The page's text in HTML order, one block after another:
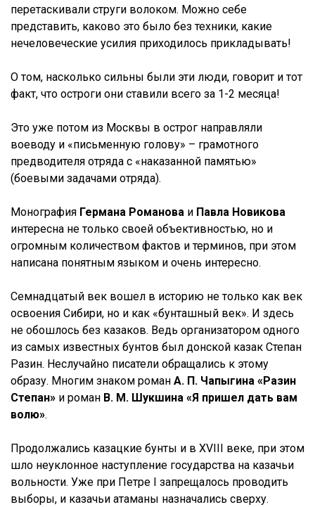
перетаскивали струги волоком. Можно себе
представить, каково это было без техники, какие
нечеловеческие усилия приходилось прикладывать!
О том, насколько сильны были эти люди, говорит и тот
факт, что остроги они ставили всего за 1-2 месяца!
Это уже потом из Москвы в острог направляли
воеводу и «письменную голову» – грамотного
предводителя отряда с «наказанной памятью»
(боевыми задачами отряда).
Монография Германа Романова и Павла Новикова
интересна не только своей объективностью, но и
огромным количеством фактов и терминов, при этом
написана понятным языком и очень интересно.
Семнадцатый век вошел в историю не только как век
освоения Сибири, но и как «бунташный век». И здесь
не обошлось без казаков. Ведь организатором одного
из самых известных бунтов был донской казак Степан
Разин. Неслучайно писатели обращались к этому
образу. Многим знаком роман А. П. Чапыгина «Разин
Степан» и роман В. М. Шукшина «Я пришел дать вам
волю».
Продолжались казацкие бунты и в XVIII веке, при этом
шло неуклонное наступление государства на казачьи
вольности. Уже при Петре I запрещалось проводить
выборы, и казачьи атаманы назначались сверху.